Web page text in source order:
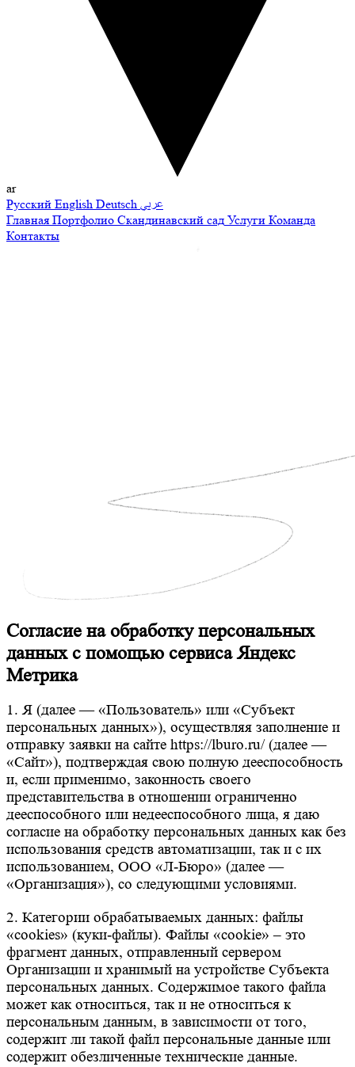
ar
Русский English Deutsch عربي
Главная Портфолио Скандинавский сад Услуги Команда
Контакты
Согласие на обработку персональных
данных с помощью сервиса Яндекс
Метрика
1. Я (далее — «Пользователь» или «Субъект
персональных данных»), осуществляя заполнение и
отправку заявки на сайте https://lburo.ru/ (далее —
«Сайт»), подтверждая свою полную дееспособность
и, если применимо, законность своего
представительства в отношении ограниченно
дееспособного или недееспособного лица, я даю
согласие на обработку персональных данных как без
использования средств автоматизации, так и с их
использованием, ООО «Л-Бюро» (далее —
«Организация»), со следующими условиями.
2. Категории обрабатываемых данных: файлы
«cookies» (куки-файлы). Файлы «cookie» – это
фрагмент данных, отправленный сервером
Организации и хранимый на устройстве Субъекта
персональных данных. Содержимое такого файла
может как относиться, так и не относиться к
персональным данным, в зависимости от того,
содержит ли такой файл персональные данные или
содержит обезличенные технические данные.